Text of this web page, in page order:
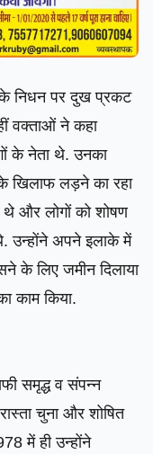
के निधन पर दुख प्रकट
वक्ताओं ने कहा
के नेता थे. उनका
खिलाफ लड़ने का रहा
और लोगों को शोषण
उन्होंने अपने इलाके में
के लिए जमीन दिलाया
काम किया.
समृद्ध व संपन्न
चुना और शोषित
में ही उन्होंने